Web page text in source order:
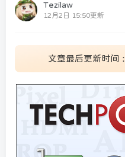
Tezilaw
12月2日 15:50更新
文章最后更新时间：